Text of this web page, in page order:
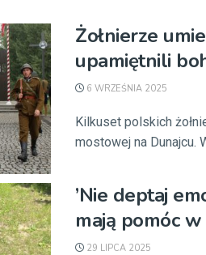
Żołnierze
upamiętnili
6 WRZEŚNIA 2025
Kilkuset polskich
mostowej na Dunajcu.
’Nie deptaj
mają pomóc
29 LIPCA 2025